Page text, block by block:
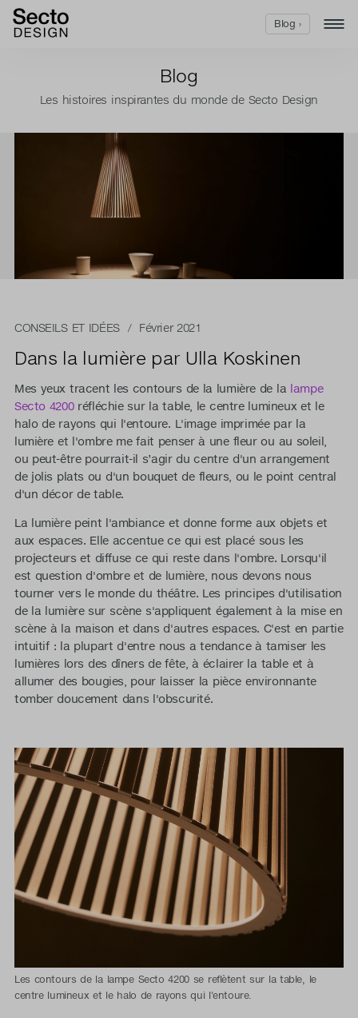
Blog
Les histoires inspirantes du monde de Secto Design
CONSEILS ET IDÉES/ Février 2021
Dans la lumière par Ulla Koskinen
Mes yeux tracent les contours de la lumière de la lampe
Secto 4200réfléchie sur la table, le centre lumineux et le
halo de rayons qui l'entoure. L'image imprimée par la
lumière et l'ombre me fait penser à une fleur ou au soleil,
ou peut-être pourrait-il s’agir du centre d'un arrangement
de jolis plats ou d'un bouquet de fleurs, ou le point central
d'un décor de table.
La lumière peint l'ambiance et donne forme aux objets et
aux espaces. Elle accentue ce qui est placé sous les
projecteurs et diffuse ce qui reste dans l'ombre. Lorsqu'il
est question d'ombre et de lumière, nous devons nous
tourner vers le monde du théâtre. Les principes d'utilisation
de la lumière sur scène s'appliquent également à la mise en
scène à la maison et dans d'autres espaces. C'est en partie
intuitif : la plupart d'entre nous a tendance à tamiser les
lumières lors des dîners de fête, à éclairer la table et à
allumer des bougies, pour laisser la pièce environnante
tomber doucement dans l'obscurité.
Les contours de la lampe Secto 4200 se reflètent sur la table, le
centre lumineux et le halo de rayons qui l'entoure.
Blog ›